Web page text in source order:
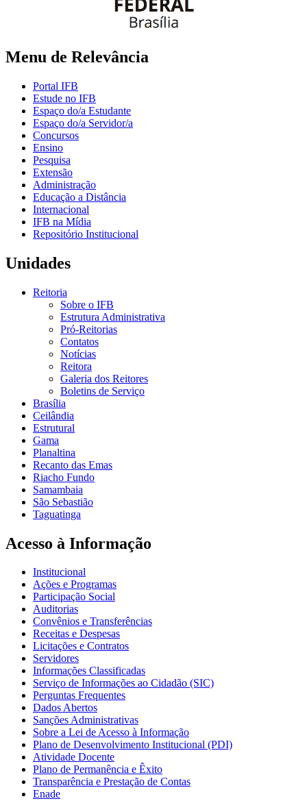
Menu de Relevância
Portal IFB
Estude no IFB
Espaço do/a Estudante
Espaço do/a Servidor/a
Concursos
Ensino
Pesquisa
Extensão
Administração
Educação a Distância
Internacional
IFB na Mídia
Repositório Institucional
Unidades
Reitoria
Sobre o IFB
Estrutura Administrativa
Pró-Reitorias
Contatos
Notícias
Reitora
Galeria dos Reitores
Boletins de Serviço
Brasília
Ceilândia
Estrutural
Gama
Planaltina
Recanto das Emas
Riacho Fundo
Samambaia
São Sebastião
Taguatinga
Acesso à Informação
Institucional
Ações e Programas
Participação Social
Auditorias
Convênios e Transferências
Receitas e Despesas
Licitações e Contratos
Servidores
Informações Classificadas
Serviço de Informações ao Cidadão (SIC)
Perguntas Frequentes
Dados Abertos
Sanções Administrativas
Sobre a Lei de Acesso à Informação
Plano de Desenvolvimento Institucional (PDI)
Atividade Docente
Plano de Permanência e Êxito
Transparência e Prestação de Contas
Enade